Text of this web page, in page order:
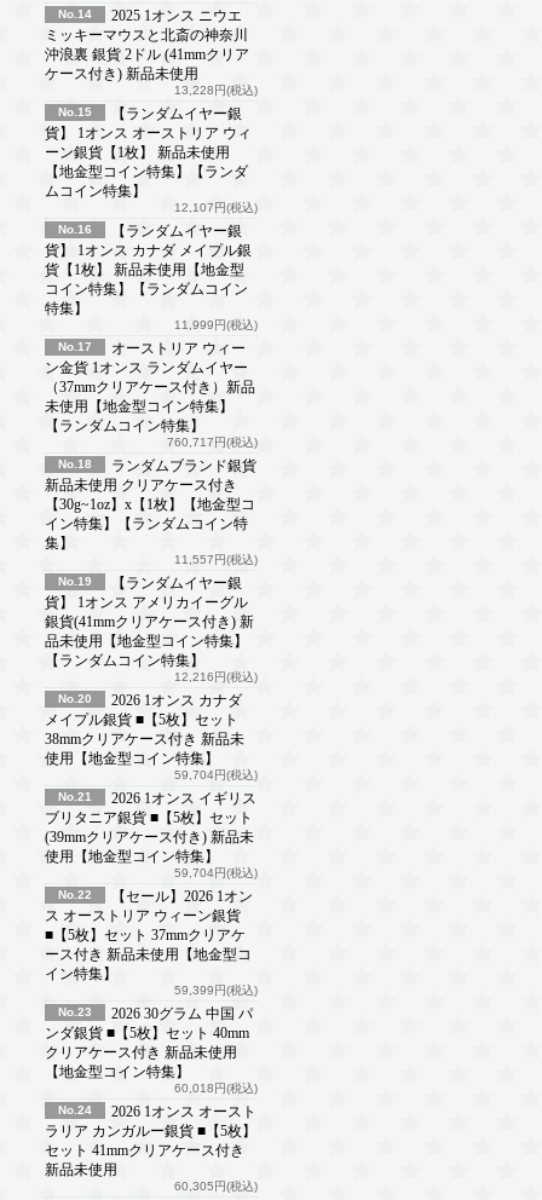
No.14
2025 1オンス ニウエ
ミッキーマウスと北斎の神奈川
沖浪裏 銀貨 2ドル (41mmクリア
ケース付き) 新品未使用
13,228円(税込)
No.15
【ランダムイヤー銀
貨】 1オンス オーストリア ウィ
ーン銀貨【1枚】 新品未使用
【地金型コイン特集】【ランダ
ムコイン特集】
12,107円(税込)
No.16
【ランダムイヤー銀
貨】 1オンス カナダ メイプル銀
貨【1枚】 新品未使用【地金型
コイン特集】【ランダムコイン
特集】
11,999円(税込)
No.17
オーストリア ウィー
ン金貨 1オンス ランダムイヤー
（37mmクリアケース付き）新品
未使用【地金型コイン特集】
【ランダムコイン特集】
760,717円(税込)
No.18
ランダムブランド銀貨
新品未使用 クリアケース付き
【30g~1oz】x【1枚】【地金型コ
イン特集】【ランダムコイン特
集】
11,557円(税込)
No.19
【ランダムイヤー銀
貨】 1オンス アメリカイーグル
銀貨(41mmクリアケース付き) 新
品未使用【地金型コイン特集】
【ランダムコイン特集】
12,216円(税込)
No.20
2026 1オンス カナダ
メイプル銀貨 ■【5枚】セット
38mmクリアケース付き 新品未
使用【地金型コイン特集】
59,704円(税込)
No.21
2026 1オンス イギリス
ブリタニア銀貨 ■【5枚】セット
(39mmクリアケース付き) 新品未
使用【地金型コイン特集】
59,704円(税込)
No.22
【セール】2026 1オン
ス オーストリア ウィーン銀貨
■【5枚】セット 37mmクリアケ
ース付き 新品未使用【地金型コ
イン特集】
59,399円(税込)
No.23
2026 30グラム 中国 パ
ンダ銀貨 ■【5枚】セット 40mm
クリアケース付き 新品未使用
【地金型コイン特集】
60,018円(税込)
No.24
2026 1オンス オースト
ラリア カンガルー銀貨 ■【5枚】
セット 41mmクリアケース付き
新品未使用
60,305円(税込)